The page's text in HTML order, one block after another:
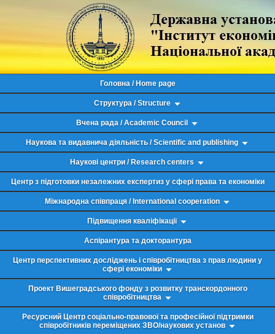
Головна / Home page
Структура / Structure
Вчена рада / Academic Council
Наукова та видавнича діяльність / Scientific and publishing
Наукові центри / Research centers
Центр з підготовки незалежних експертиз у сфері права та економіки
Міжнародна співпраця / International cooperation
Підвищення кваліфікації
Аспірантура та докторантура
Центр перспективних досліджень і співробітництва з прав людини у
сфері економіки
Проект Вишеградського фонду з розвитку транскордонного
співробітництва
Ресурсний Центр соціально-правової та професійної підтримки
співробітників переміщених ЗВО/наукових установ